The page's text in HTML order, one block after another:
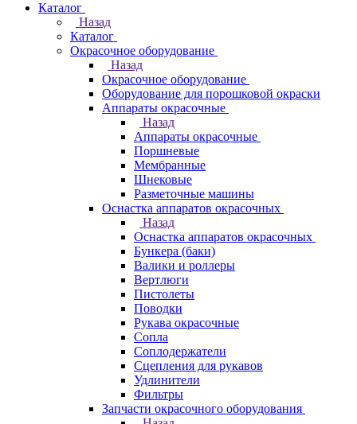
Каталог
Назад
Каталог
Окрасочное оборудование
Назад
Окрасочное оборудование
Оборудование для порошковой окраски
Аппараты окрасочные
Назад
Аппараты окрасочные
Поршневые
Мембранные
Шнековые
Разметочные машины
Оснастка аппаратов окрасочных
Назад
Оснастка аппаратов окрасочных
Бункера (баки)
Валики и роллеры
Вертлюги
Пистолеты
Поводки
Рукава окрасочные
Сопла
Соплодержатели
Сцепления для рукавов
Удлинители
Фильтры
Запчасти окрасочного оборудования